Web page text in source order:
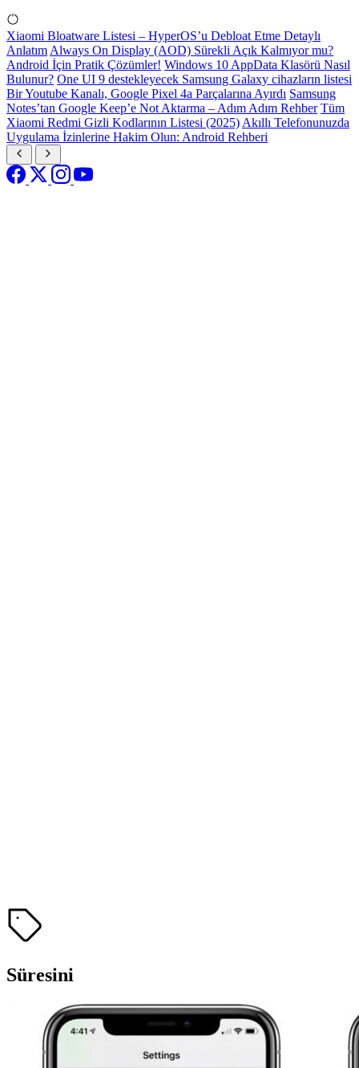
Xiaomi Bloatware Listesi – HyperOS’u Debloat Etme Detaylı
Anlatım Always On Display (AOD) Sürekli Açık Kalmıyor mu?
Android İçin Pratik Çözümler! Windows 10 AppData Klasörü Nasıl
Bulunur? One UI 9 destekleyecek Samsung Galaxy cihazların listesi
Bir Youtube Kanalı, Google Pixel 4a Parçalarına Ayırdı Samsung
Notes’tan Google Keep’e Not Aktarma – Adım Adım Rehber Tüm
Xiaomi Redmi Gizli Kodlarının Listesi (2025) Akıllı Telefonunuzda
Uygulama İzinlerine Hakim Olun: Android Rehberi
Süresini